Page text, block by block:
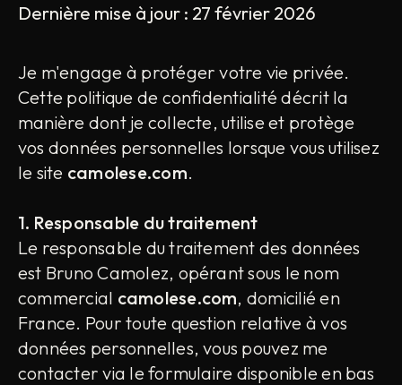
Dernière mise à jour : 27 février 2026
Je m'engage à protéger votre vie privée.
Cette politique de confidentialité décrit la
manière dont je collecte, utilise et protège
vos données personnelles lorsque vous utilisez
le site camolese.com.
1. Responsable du traitement
Le responsable du traitement des données
est Bruno Camolez, opérant sous le nom
commercial camolese.com, domicilié en
France. Pour toute question relative à vos
données personnelles, vous pouvez me
contacter via le formulaire disponible en bas